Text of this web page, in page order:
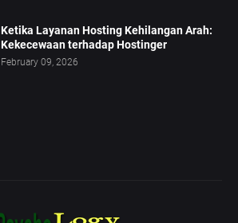
Ketika Layanan Hosting Kehilangan Arah:
Kekecewaan terhadap Hostinger
February 09, 2026